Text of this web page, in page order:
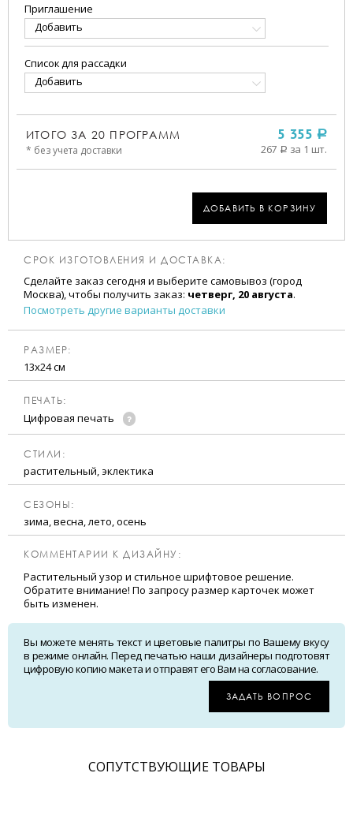
Приглашение
Добавить
Список для рассадки
Добавить
ИТОГО ЗА 20 ПРОГРАММ
* без учета доставки
5 355 a
267 a за 1 шт.
ДОБАВИТЬ В КОРЗИНУ
СРОК ИЗГОТОВЛЕНИЯ И ДОСТАВКА:
Сделайте заказ сегодня и выберите самовывоз (город
Москва), чтобы получить заказ: четверг, 20 августа.
Посмотреть другие варианты доставки
РАЗМЕР:
13х24 см
ПЕЧАТЬ:
Цифровая печать
CТИЛИ:
растительный, эклектика
CЕЗОНЫ:
зима, весна, лето, осень
КОММЕНТАРИИ К ДИЗАЙНУ:
Растительный узор и стильное шрифтовое решение.
Обратите внимание! По запросу размер карточек может
быть изменен.
Вы можете менять текст и цветовые палитры по Вашему вкусу
в режиме онлайн. Перед печатью наши дизайнеры подготовят
цифровую копию макета и отправят его Вам на согласование.
ЗАДАТЬ ВОПРОС
CОПУТСТВУЮЩИЕ ТОВАРЫ